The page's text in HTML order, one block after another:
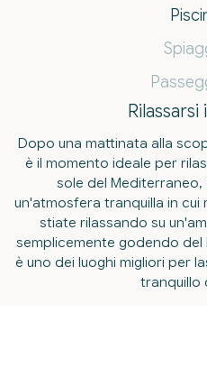
Rilassarsi
Dopo una mattinata alla
è il momento ideale per
sole del
un'atmosfera tranquilla in cui
stiate rilassando su
semplicemente godendo del
è uno dei luoghi migliori per
tranquillo